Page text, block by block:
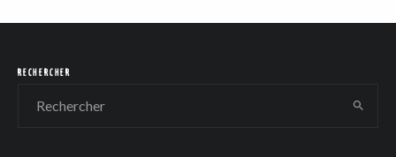
RECHERCHER